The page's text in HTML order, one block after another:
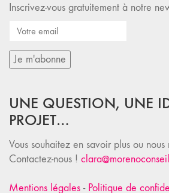
Inscrivez-vous gratuitement à notre
UNE QUESTION, UNE
PROJET…
Vous souhaitez en savoir plus ou nous
Contactez-nous !
Mentions légales - Politique de